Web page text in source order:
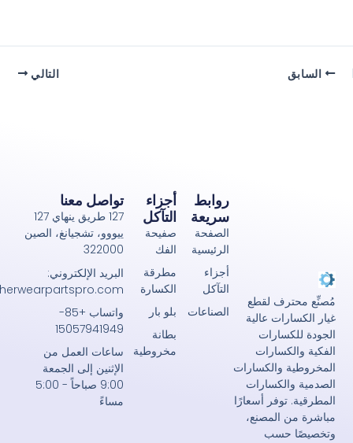
لقطع
عالية
والكسارات
توفر أسعارًا
المصنع،
حسب
أجزاء
التآكل
صفيحة
الفك
مطرقة
الكسارة
بلو بار
الصناعات
تواصل معنا
127 طريق ينهاي 127
ييووو، تشجيانغ، الصين
322000
البريد الإلكتروني:
john@crusherwearpartspro.com
واتساب +85-
15057941949
ساعات العمل من
الإثنين إلى الجمعة
9:00 صباحاً - 5:00